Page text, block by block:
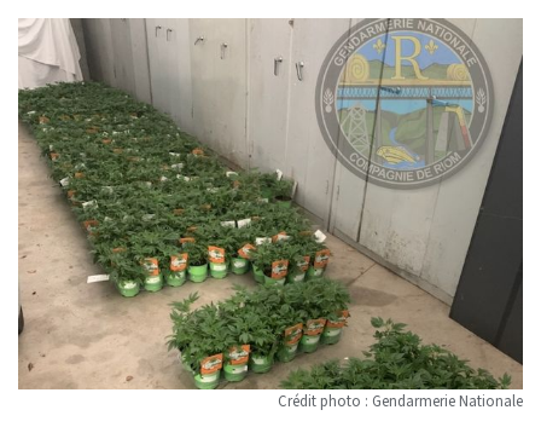
Crédit photo : Gendarmerie Nationale